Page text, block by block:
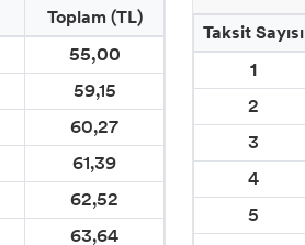
Toplam (TL)
55,00
59,15
60,27
61,39
62,52
63,64
Taksit Sayısı
1
2
3
4
5